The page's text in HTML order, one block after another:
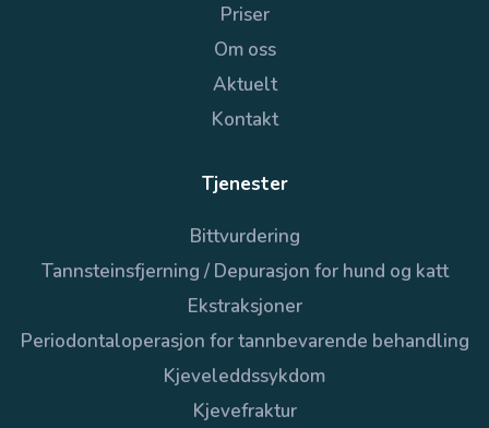
Priser
Om oss
Aktuelt
Kontakt
Tjenester
Bittvurdering
Tannsteinsfjerning / Depurasjon for hund og katt
Ekstraksjoner
Periodontaloperasjon for tannbevarende behandling
Kjeveleddssykdom
Kjevefraktur